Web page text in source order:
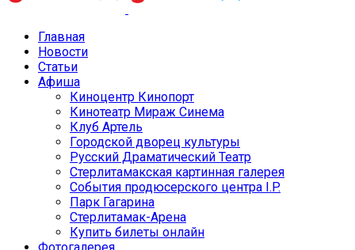
Главная
Новости
Статьи
Афиша
Киноцентр Кинопорт
Кинотеатр Мираж Синема
Клуб Артель
Городской дворец культуры
Русский Драматический Театр
Стерлитамакская картинная галерея
События продюсерского центра I.P.
Парк Гагарина
Стерлитамак-Арена
Купить билеты онлайн